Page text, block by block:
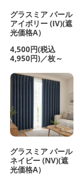
グラスミア パール
アイボリー (IV)(遮
光価格A）
4,500円(税込
4,950円)／枚～
グラスミア パール
ネイビー (NV)(遮
光価格A）